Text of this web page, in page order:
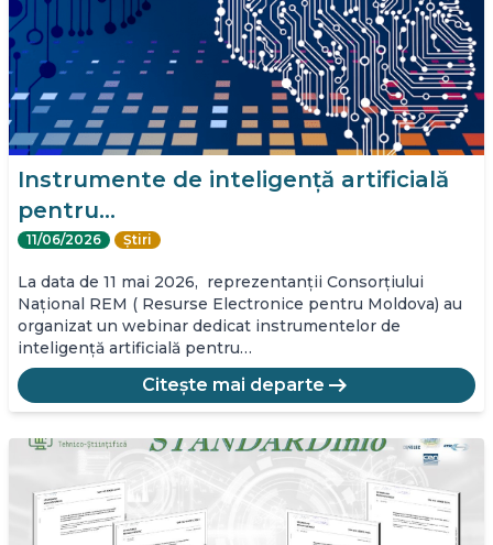
Instrumente de inteligență artificială
pentru…
11/06/2026 Știri
La data de 11 mai 2026, reprezentanții Consorțiului
Național REM ( Resurse Electronice pentru Moldova) au
organizat un webinar dedicat instrumentelor de
inteligență artificială pentru…
Citește mai departe arrow_right_alt